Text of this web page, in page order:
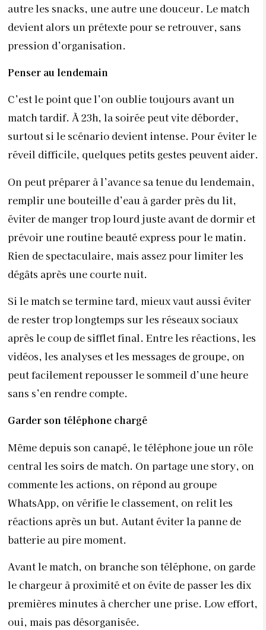
autre les snacks, une autre une douceur. Le match
devient alors un prétexte pour se retrouver, sans
pression d’organisation.
Penser au lendemain
C’est le point que l’on oublie toujours avant un
match tardif. À 23h, la soirée peut vite déborder,
surtout si le scénario devient intense. Pour éviter le
réveil difficile, quelques petits gestes peuvent aider.
On peut préparer à l’avance sa tenue du lendemain,
remplir une bouteille d’eau à garder près du lit,
éviter de manger trop lourd juste avant de dormir et
prévoir une routine beauté express pour le matin.
Rien de spectaculaire, mais assez pour limiter les
dégâts après une courte nuit.
Si le match se termine tard, mieux vaut aussi éviter
de rester trop longtemps sur les réseaux sociaux
après le coup de sifflet final. Entre les réactions, les
vidéos, les analyses et les messages de groupe, on
peut facilement repousser le sommeil d’une heure
sans s’en rendre compte.
Garder son téléphone chargé
Même depuis son canapé, le téléphone joue un rôle
central les soirs de match. On partage une story, on
commente les actions, on répond au groupe
WhatsApp, on vérifie le classement, on relit les
réactions après un but. Autant éviter la panne de
batterie au pire moment.
Avant le match, on branche son téléphone, on garde
le chargeur à proximité et on évite de passer les dix
premières minutes à chercher une prise. Low effort,
oui, mais pas désorganisée.